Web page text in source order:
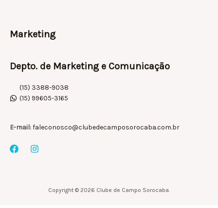
Marketing
Depto. de Marketing e Comunicação
(15) 3388-9038
(15) 99605-3165
E-mail:faleconosco@clubedecamposorocaba.com.br
Copyright © 2026 Clube de Campo Sorocaba.